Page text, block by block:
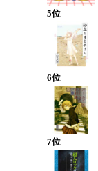
5位
6位
7位